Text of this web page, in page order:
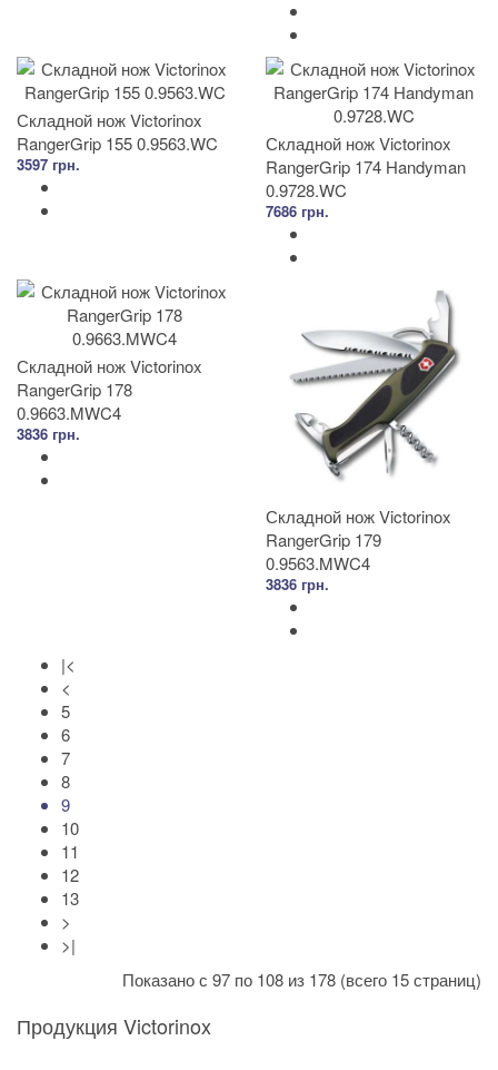
Складной нож Victorinox
RangerGrip 155 0.9563.WC
3597 грн.
Складной нож Victorinox
RangerGrip 174 Handyman
0.9728.WC
7686 грн.
Складной нож Victorinox
RangerGrip 178
0.9663.MWC4
3836 грн.
Складной нож Victorinox
RangerGrip 179
0.9563.MWC4
3836 грн.
|<
<
5
6
7
8
9
10
11
12
13
>
>|
Показано с 97 по 108 из 178 (всего 15 страниц)
Продукция Victorinox